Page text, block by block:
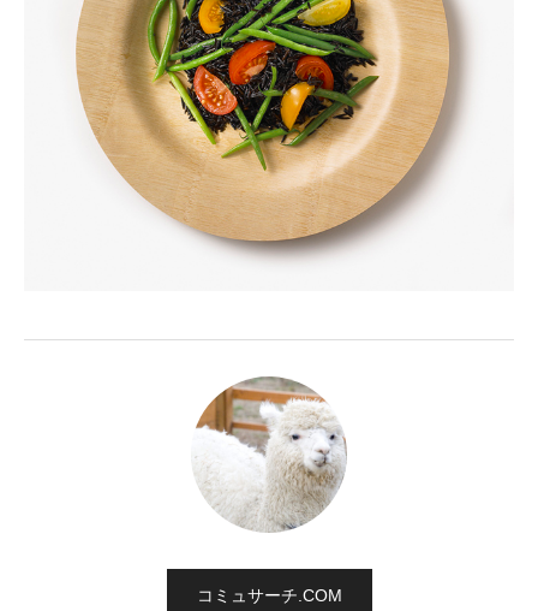
コミュサーチ.COM